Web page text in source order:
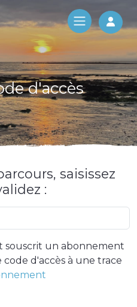
Log
d'accès
saisissez
:
souscrit un abonnement
d'accès à une trace